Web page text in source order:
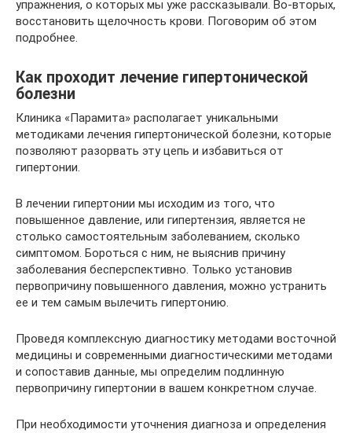
упражнения, о которых мы уже рассказывали. Во-вторых,
восстановить щелочность крови. Поговорим об этом
подробнее.
Как проходит лечение гипертонической
болезни
Клиника «Парамита» располагает уникальными
методиками лечения гипертонической болезни, которые
позволяют разорвать эту цепь и избавиться от
гипертонии.
В лечении гипертонии мы исходим из того, что
повышенное давление, или гипертензия, является не
столько самостоятельным заболеванием, сколько
симптомом. Бороться с ним, не выяснив причину
заболевания бесперспективно. Только установив
первопричину повышенного давления, можно устранить
ее и тем самым вылечить гипертонию.
Проведя комплексную диагностику методами восточной
медицины и современными диагностическими методами
и сопоставив данные, мы определим подлинную
первопричину гипертонии в вашем конкретном случае.
При необходимости уточнения диагноза и определения